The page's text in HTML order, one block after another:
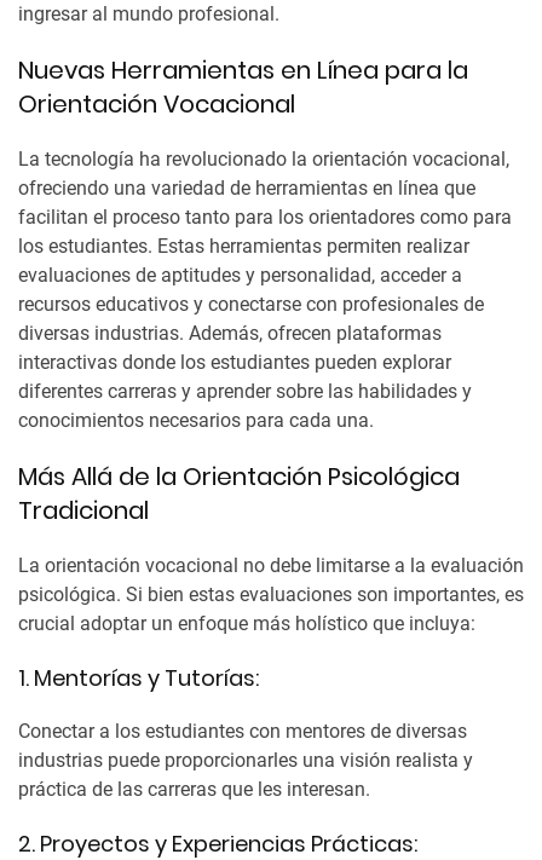
ingresar al mundo profesional.
Nuevas Herramientas en Línea para la
Orientación Vocacional
La tecnología ha revolucionado la orientación vocacional,
ofreciendo una variedad de herramientas en línea que
facilitan el proceso tanto para los orientadores como para
los estudiantes. Estas herramientas permiten realizar
evaluaciones de aptitudes y personalidad, acceder a
recursos educativos y conectarse con profesionales de
diversas industrias. Además, ofrecen plataformas
interactivas donde los estudiantes pueden explorar
diferentes carreras y aprender sobre las habilidades y
conocimientos necesarios para cada una.
Más Allá de la Orientación Psicológica
Tradicional
La orientación vocacional no debe limitarse a la evaluación
psicológica. Si bien estas evaluaciones son importantes, es
crucial adoptar un enfoque más holístico que incluya:
1. Mentorías y Tutorías:
Conectar a los estudiantes con mentores de diversas
industrias puede proporcionarles una visión realista y
práctica de las carreras que les interesan.
2. Proyectos y Experiencias Prácticas: